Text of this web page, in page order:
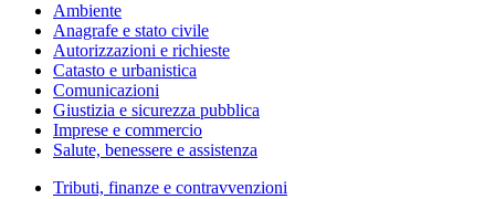
Ambiente
Anagrafe e stato civile
Autorizzazioni e richieste
Catasto e urbanistica
Comunicazioni
Giustizia e sicurezza pubblica
Imprese e commercio
Salute, benessere e assistenza
Tributi, finanze e contravvenzioni